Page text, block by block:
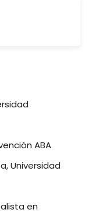
ABA
Universidad
en